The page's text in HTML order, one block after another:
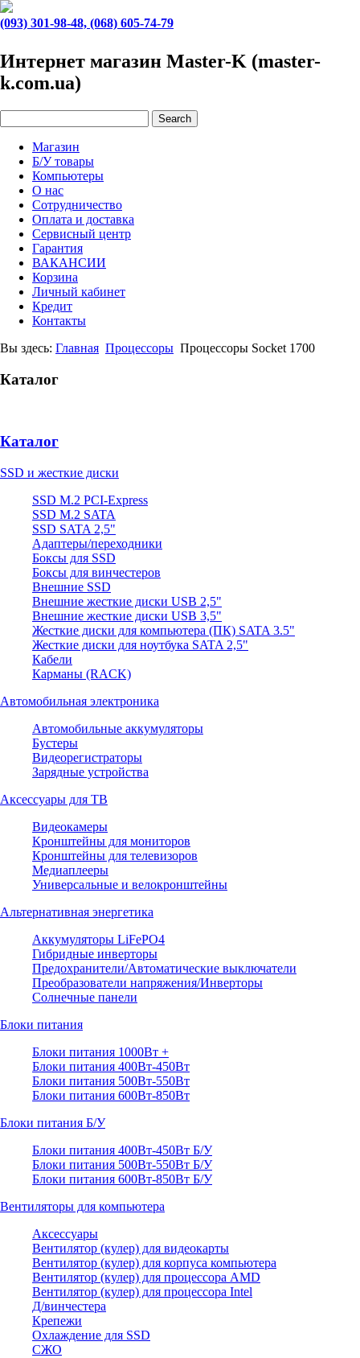
(093) 301-98-48, (068) 605-74-79
Интернет магазин Master-K (master-
k.com.ua)
Магазин
Б/У товары
Компьютеры
О нас
Сотрудничество
Оплата и доставка
Сервисный центр
Гарантия
ВАКАНСИИ
Корзина
Личный кабинет
Кредит
Контакты
Вы здесь: Главная Процессоры Процессоры Socket 1700
Каталог
Каталог
SSD и жесткие диски
SSD M.2 PCI-Express
SSD M.2 SATA
SSD SATA 2,5"
Адаптеры/переходники
Боксы для SSD
Боксы для винчестеров
Внешние SSD
Внешние жесткие диски USB 2,5"
Внешние жесткие диски USB 3,5"
Жесткие диски для компьютера (ПК) SATA 3.5"
Жесткие диски для ноутбука SATA 2,5"
Кабели
Карманы (RACK)
Автомобильная электроника
Автомобильные аккумуляторы
Бустеры
Видеорегистраторы
Зарядные устройства
Аксессуары для ТВ
Видеокамеры
Кронштейны для мониторов
Кронштейны для телевизоров
Медиаплееры
Универсальные и велокронштейны
Альтернативная энергетика
Аккумуляторы LiFePO4
Гибридные инверторы
Предохранители/Автоматические выключатели
Преобразователи напряжения/Инверторы
Солнечные панели
Блоки питания
Блоки питания 1000Вт +
Блоки питания 400Вт-450Вт
Блоки питания 500Вт-550Вт
Блоки питания 600Вт-850Вт
Блоки питания Б/У
Блоки питания 400Вт-450Вт Б/У
Блоки питания 500Вт-550Вт Б/У
Блоки питания 600Вт-850Вт Б/У
Вентиляторы для компьютера
Аксессуары
Вентилятор (кулер) для видеокарты
Вентилятор (кулер) для корпуса компьютера
Вентилятор (кулер) для процессора AMD
Вентилятор (кулер) для процессора Intel
Д/винчестера
Крепежи
Охлаждение для SSD
СЖО